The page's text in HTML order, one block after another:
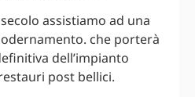
assistiamo ad una
che porterà
dell’impianto
post bellici.